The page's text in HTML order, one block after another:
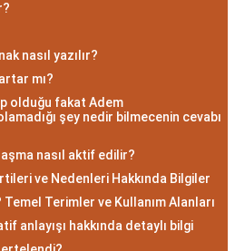
sahiptir. Karizmatik ve
çekerler. Akrep burcu
ve tutkulu
derin bağlar kurabilirler.
eğilimleri de
ve Zeki
nasıl yazılır?
mı?
olduğu fakat Adem
şey nedir bilmecenin cevabı
nasıl aktif edilir?
ve Nedenleri Hakkında Bilgiler
Terimler ve Kullanım Alanları
anlayışı hakkında detaylı bilgi